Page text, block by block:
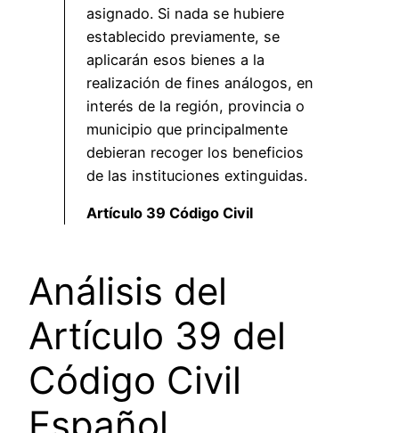
asignado. Si nada se hubiere
establecido previamente, se
aplicarán esos bienes a la
realización de fines análogos, en
interés de la región, provincia o
municipio que principalmente
debieran recoger los beneficios
de las instituciones extinguidas.
Artículo 39 Código Civil
Análisis del
Artículo 39 del
Código Civil